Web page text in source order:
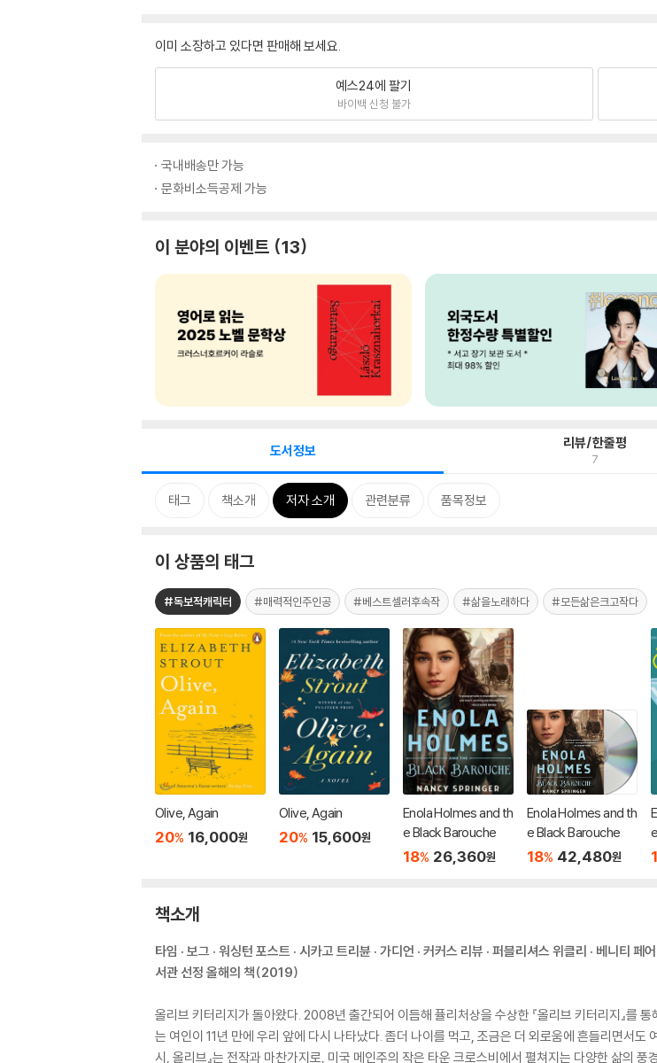
이미 소장하고 있다면 판매해 보세요.
예스24에 팔기
바이백 신청 불가
국내배송만 가능
문화비소득공제 가능
이 분야의 이벤트 13
도서정보 리뷰/한줄평
7
태그 책소개 저자 소개 관련분류 품목정보
이 상품의 태그
#독보적캐릭터 #매력적인주인공 #베스트셀러후속작 #삶을노래하다 #모든삶은크고작다
Olive, Again
20% 16,000원
Olive, Again
20% 15,600원
Enola Holmes and th
e Black Barouche
18% 26,360원
Enola Holmes and th
e Black Barouche
18% 42,480원
책소개
타임 · 보그 · 워싱턴 포스트 · 시카고 트리뷴 · 가디언 · 커커스 리뷰 · 퍼블리셔스 위클리 · 베니티
서관 선정 올해의 책(2019)
올리브 키터리지가 돌아왔다. 2008년 출간되어 이듬해 퓰리처상을 수상한 『올리브 키터리지』를
는 여인이 11년 만에 우리 앞에 다시 나타났다. 좀더 나이를 먹고, 조금은 더 외로움에 흔들리면서도
시, 올리브』는 전작과 마찬가지로, 미국 메인주의 작은 타운 크로스비에서 펼쳐지는 다양한 삶의